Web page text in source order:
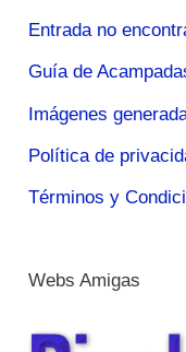
Entrada no
Guía de
Imágenes
Política de
Términos y
Webs Amigas